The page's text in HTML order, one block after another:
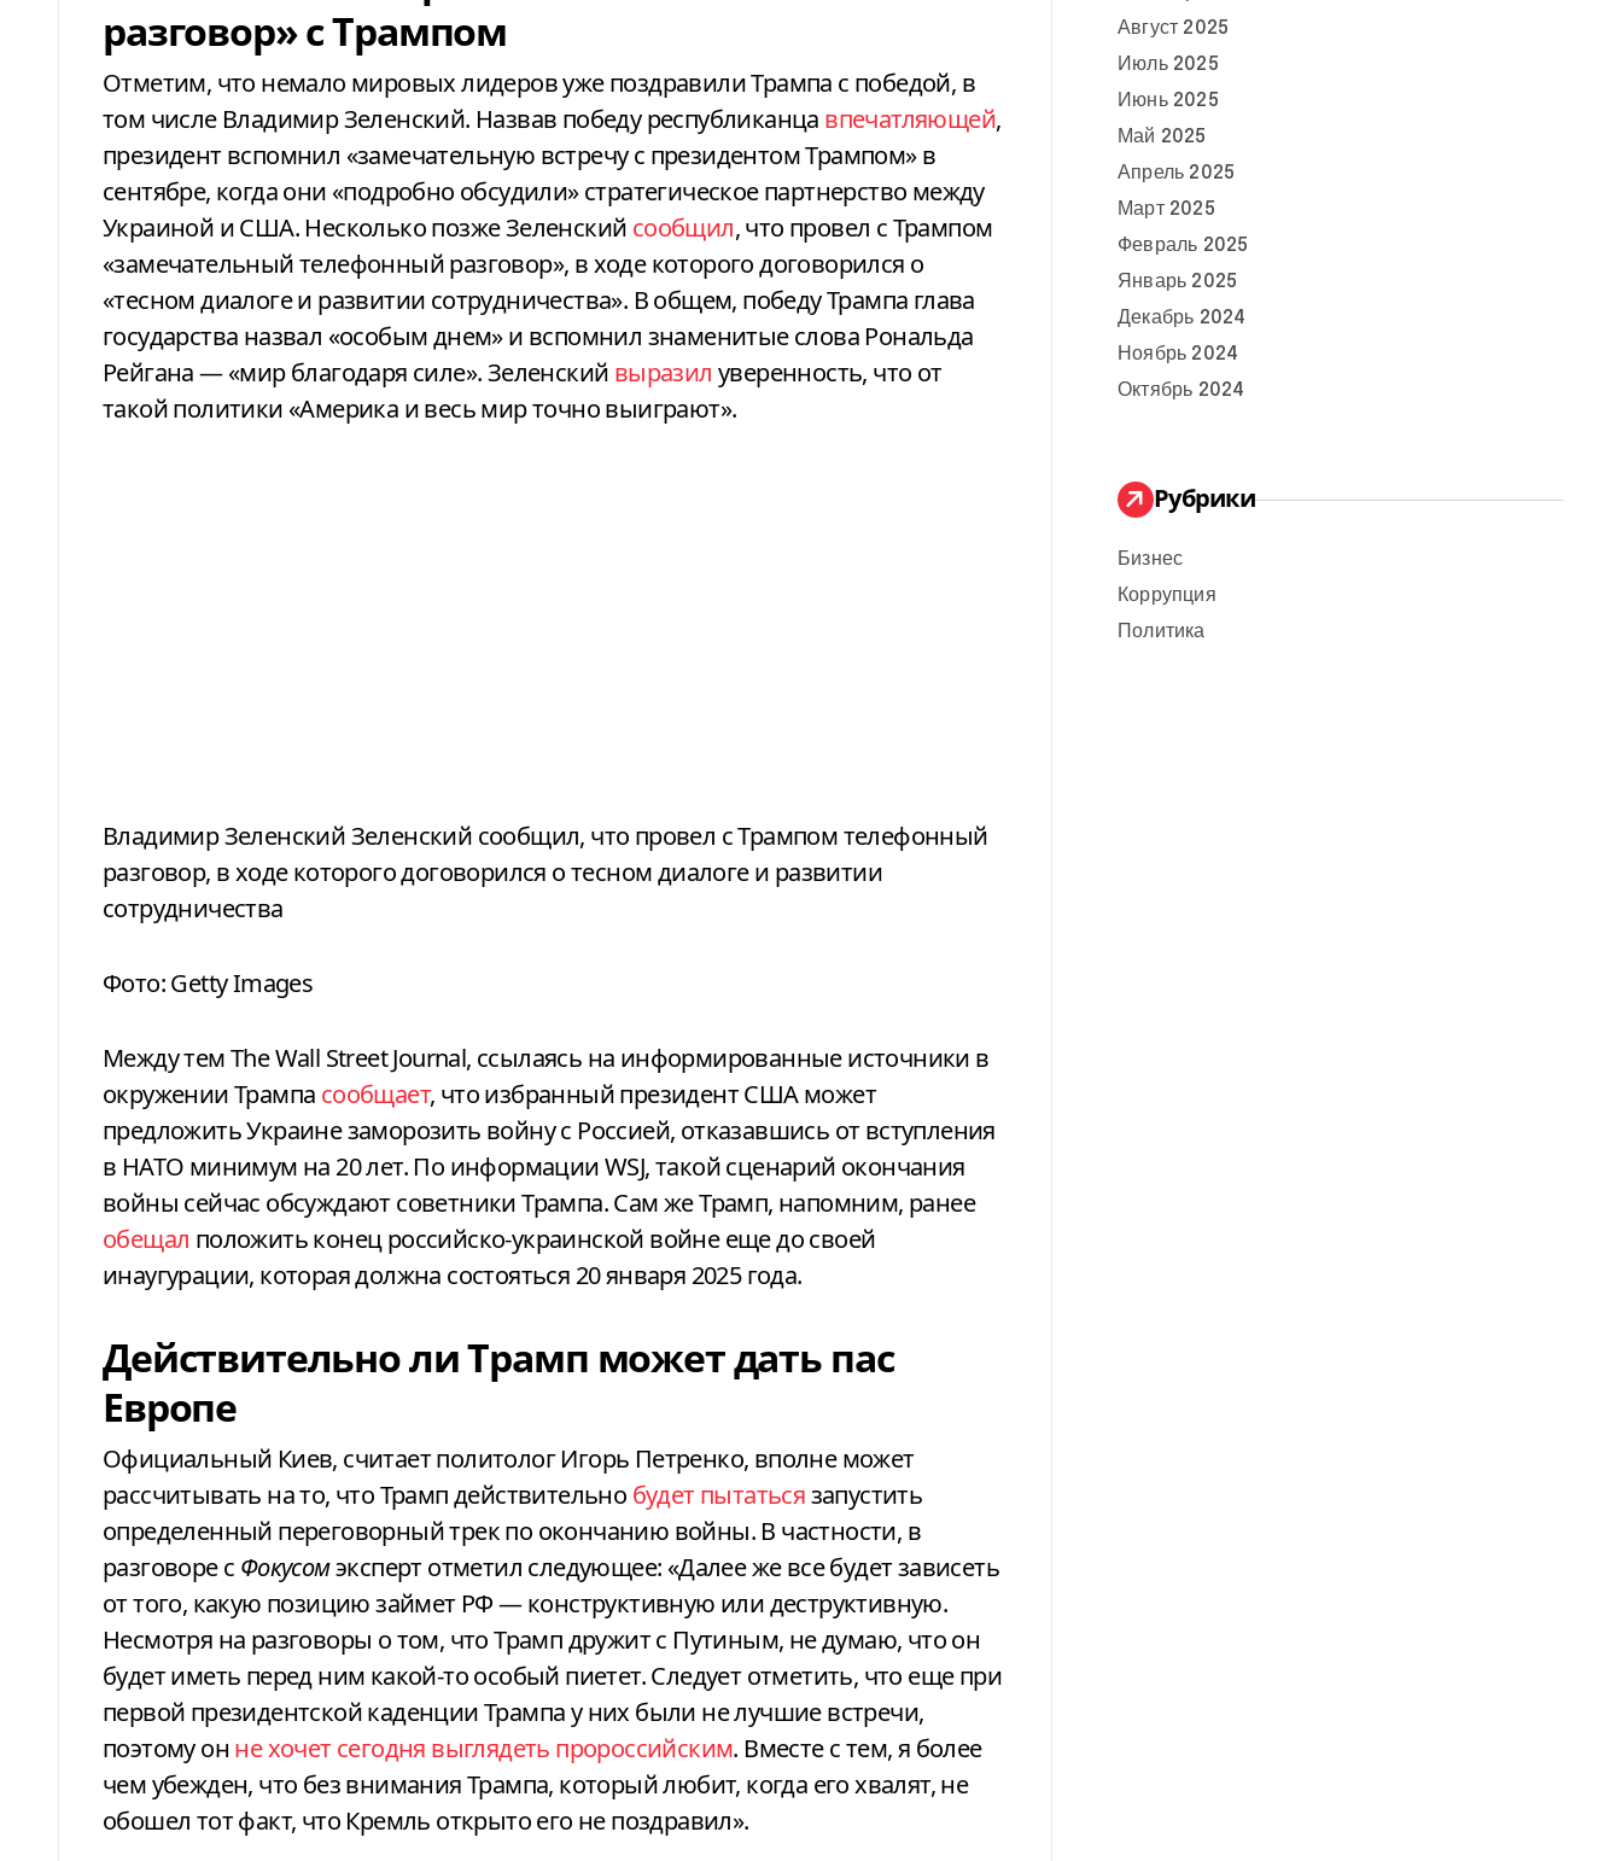
разговор» с Трампом
Отметим, что немало мировых лидеров уже поздравили Трампа с победой, в
том числе Владимир Зеленский. Назвав победу республиканца впечатляющей,
президент вспомнил «замечательную встречу с президентом Трампом» в
сентябре, когда они «подробно обсудили» стратегическое партнерство между
Украиной и США. Несколько позже Зеленский сообщил, что провел с Трампом
«замечательный телефонный разговор», в ходе которого договорился о
«тесном диалоге и развитии сотрудничества». В общем, победу Трампа глава
государства назвал «особым днем» и вспомнил знаменитые слова Рональда
Рейгана — «мир благодаря силе». Зеленский выразил уверенность, что от
такой политики «Америка и весь мир точно выиграют».
Владимир Зеленский Зеленский сообщил, что провел с Трампом телефонный
разговор, в ходе которого договорился о тесном диалоге и развитии
сотрудничества
Фото: Getty Images
Между тем The Wall Street Journal, ссылаясь на информированные источники в
окружении Трампа сообщает, что избранный президент США может
предложить Украине заморозить войну с Россией, отказавшись от вступления
в НАТО минимум на 20 лет. По информации WSJ, такой сценарий окончания
войны сейчас обсуждают советники Трампа. Сам же Трамп, напомним, ранее
обещал положить конец российско-украинской войне еще до своей
инаугурации, которая должна состояться 20 января 2025 года.
Действительно ли Трамп может дать пас
Европе
Официальный Киев, считает политолог Игорь Петренко, вполне может
рассчитывать на то, что Трамп действительно будет пытатьсязапустить
определенный переговорный трек по окончанию войны. В частности, в
разговоре с Фокусомэксперт отметил следующее: «Далее же все будет зависеть
от того, какую позицию займет РФ — конструктивную или деструктивную.
Несмотря на разговоры о том, что Трамп дружит с Путиным, не думаю, что он
будет иметь перед ним какой-то особый пиетет. Следует отметить, что еще при
первой президентской каденции Трампа у них были не лучшие встречи,
поэтому он не хочет сегодня выглядеть пророссийским. Вместе с тем, я более
чем убежден, что без внимания Трампа, который любит, когда его хвалят, не
обошел тот факт, что Кремль открыто его не поздравил».
Август 2025
Июль 2025
Июнь 2025
Май 2025
Апрель 2025
Март 2025
Февраль 2025
Январь 2025
Декабрь 2024
Ноябрь 2024
Октябрь 2024
Рубрики
Бизнес
Коррупция
Политика